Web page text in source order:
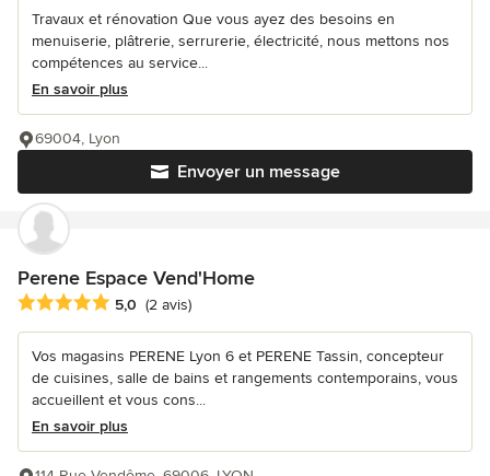
Travaux et rénovation Que vous ayez des besoins en
menuiserie, plâtrerie, serrurerie, électricité, nous mettons nos
compétences au service...
En savoir plus
Envoyer un message
69004, Lyon
Perene Espace Vend'Home
Note moyenne : 5 étoiles sur 5
5,0 (2 avis)
Vos magasins PERENE Lyon 6 et PERENE Tassin, concepteur
de cuisines, salle de bains et rangements contemporains, vous
accueillent et vous cons...
En savoir plus